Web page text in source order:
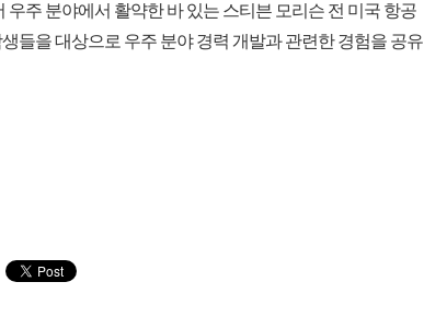
주 분야에서 활약한 바 있는 스티븐 모리슨 전 미국 항공
들을 대상으로 우주 분야 경력 개발과 관련한 경험을 공유